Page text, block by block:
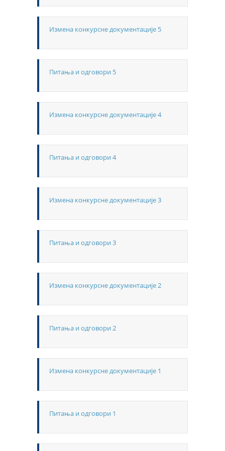
Измена конкурсне документације 5
Питања и одговори 5
Измена конкурсне документације 4
Питања и одговори 4
Измена конкурсне документације 3
Питања и одговори 3
Измена конкурсне документације 2
Питања и одговори 2
Измена конкурсне документације 1
Питања и одговори 1